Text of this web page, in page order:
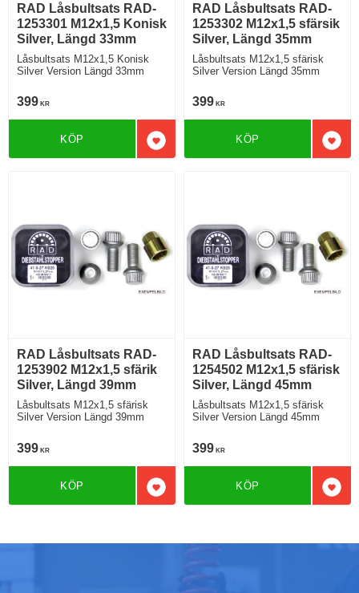
RAD Låsbultsats RAD-
1253301 M12x1,5 Konisk
Silver, Längd 33mm
Låsbultsats M12x1,5 Konisk
Silver Version Längd 33mm
399 KR
Lägg till i favoriter
KÖP
RAD Låsbultsats RAD-
1253302 M12x1,5 sfärsik
Silver, Längd 35mm
Låsbultsats M12x1,5 sfärisk
Silver Version Längd 35mm
399 KR
KÖP
RAD Låsbultsats RAD-
1253902 M12x1,5 sfärik
Silver, Längd 39mm
Låsbultsats M12x1,5 sfärisk
Silver Version Längd 39mm
399 KR
Lägg till i favoriter
KÖP
RAD Låsbultsats RAD-
1254502 M12x1,5 sfärisk
Silver, Längd 45mm
Låsbultsats M12x1,5 sfärisk
Silver Version Längd 45mm
399 KR
KÖP